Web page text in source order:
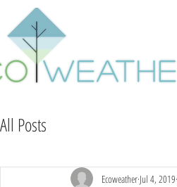
All Posts
Ecoweather Jul 4, 2019